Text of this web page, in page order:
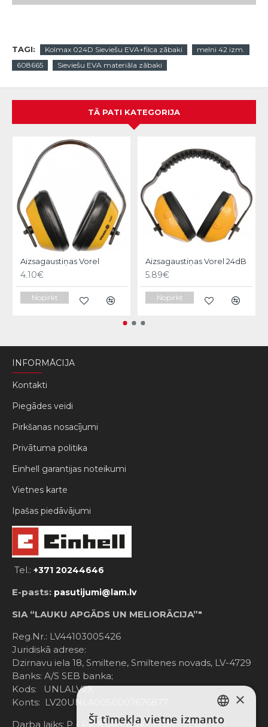
TAGI: Kolmax 024D Sieviešu EVA+filca zābaki
melni 42 izm.
608665
Sieviešu EVA materiāla zābaki
TĀ PATI KATEGORIJA
Aizsagaustiņas Vorel
4.10€
Nopirkt
Aizsagaustiņas Vorel 24dB
5.89€
Nopirkt
INFORMĀCIJA
Kontakti
Piegādes veidi
Pirkšanas nosacījumi
Privātuma politika
Einhell garantijas noteikumi
Vietnes karte
Ipašas piedāvājumi
Tel.: +371 20244646
E-pasts: pasutijumi@lam.lv
SIA “LAUKU APGĀDS UN MELIORĀCIJA”"
Reg.Nr.: LV44103005426
Juridiskā adrese:
Dzirnavu iela 18, Smiltene, Smiltenes novads, LV-4729
Banks: A/S SEB banka;
Kods: UNLALV2X
Konts: LV20UNLA0050007676877
Darba laiks: P - Pk. 8:00 - 12:00; 13:00 - 17:00
LATVIAN
×
Šī tīmekļa vietne izmanto